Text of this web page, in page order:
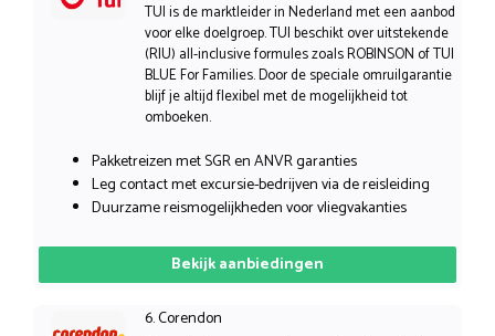
TUI is de marktleider in Nederland met een aanbod
voor elke doelgroep. TUI beschikt over uitstekende
(RIU) all-inclusive formules zoals ROBINSON of TUI
BLUE For Families. Door de speciale omruilgarantie
blijf je altijd flexibel met de mogelijkheid tot
omboeken.
Pakketreizen met SGR en ANVR garanties
Leg contact met excursie-bedrijven via de reisleiding
Duurzame reismogelijkheden voor vliegvakanties
Bekijk aanbiedingen
6. Corendon